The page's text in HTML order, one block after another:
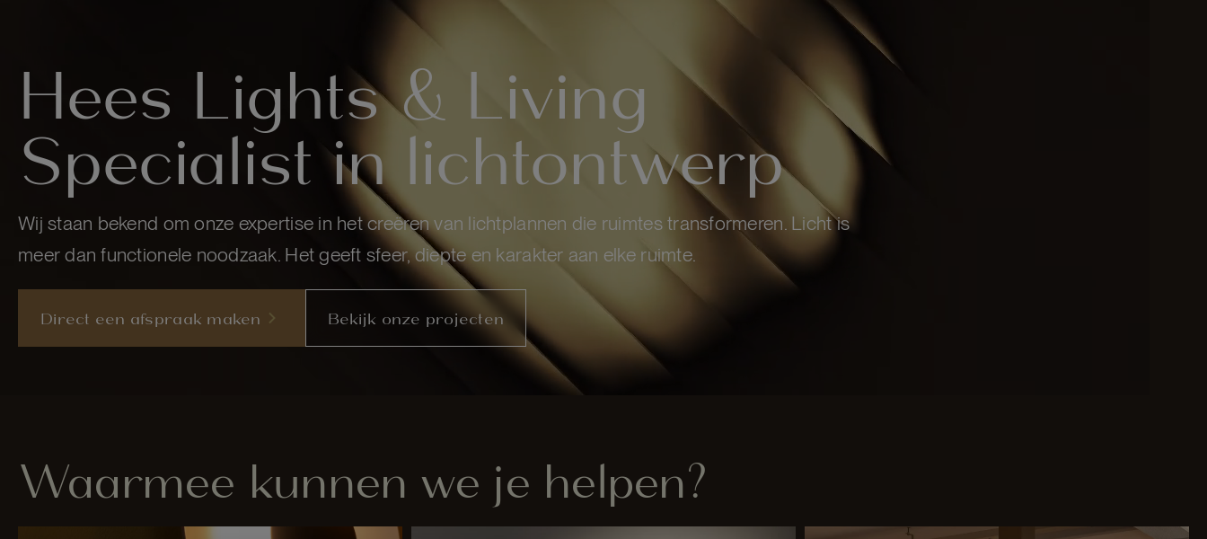
Hees Lights & Living
Specialist in lichtontwerp
Wij staan bekend om onze expertise in het creëren van lichtplannen die ruimtes transformeren. Licht is
meer dan functionele noodzaak. Het geeft sfeer, diepte en karakter aan elke ruimte.
Direct een afspraak maken Bekijk onze projecten
Waarmee kunnen we je helpen?